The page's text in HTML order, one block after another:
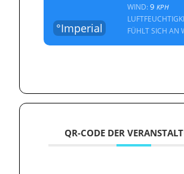
°Imperial
WIND:9 KPH
FÜHLT SICH AN
QR-CODE DER